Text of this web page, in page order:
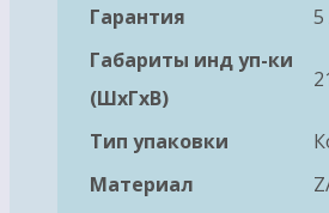
Гарантия
5
Габариты инд уп-ки
(ШхГхВ)
Тип упаковки
Материал